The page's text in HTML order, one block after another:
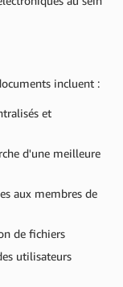
incluent :
et
d'une meilleure
aux membres de
de fichiers
utilisateurs